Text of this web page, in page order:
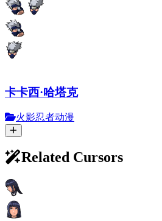
卡卡西·哈塔克
火影忍者动漫
Related Cursors